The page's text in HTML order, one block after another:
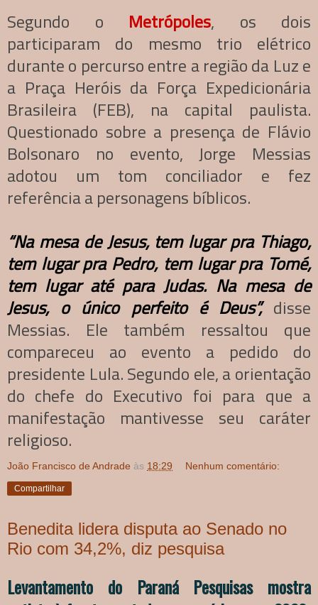
Segundo o Metrópoles, os dois
participaram do mesmo trio elétrico
durante o percurso entre a região da Luz e
a Praça Heróis da Força Expedicionária
Brasileira (FEB), na capital paulista.
Questionado sobre a presença de Flávio
Bolsonaro no evento, Jorge Messias
adotou um tom conciliador e fez
referência a personagens bíblicos.
“Na mesa de Jesus, tem lugar pra Thiago,
tem lugar pra Pedro, tem lugar pra Tomé,
tem lugar até para Judas. Na mesa de
Jesus, o único perfeito é Deus”, disse
Messias. Ele também ressaltou que
compareceu ao evento a pedido do
presidente Lula. Segundo ele, a orientação
do chefe do Executivo foi para que a
manifestação mantivesse seu caráter
religioso.
João Francisco de Andrade às 18:29 Nenhum comentário:
Compartilhar
Benedita lidera disputa ao Senado no
Rio com 34,2%, diz pesquisa
Levantamento do Paraná Pesquisas mostra